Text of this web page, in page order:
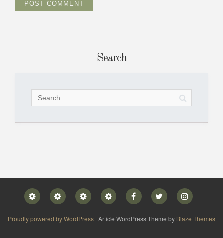
Search
for:
Home Blog
Privacy
Policy
Contact FacebookTwitter Instagram
Proudly powered by WordPress | Article WordPress Theme by Blaze Themes